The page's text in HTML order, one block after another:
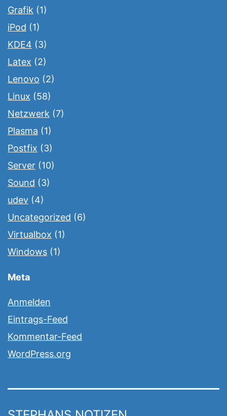
Grafik (1)
iPod (1)
KDE4 (3)
Latex (2)
Lenovo (2)
Linux (58)
Netzwerk (7)
Plasma (1)
Postfix (3)
Server (10)
Sound (3)
udev (4)
Uncategorized (6)
Virtualbox (1)
Windows (1)
Meta
Anmelden
Eintrags-Feed
Kommentar-Feed
WordPress.org